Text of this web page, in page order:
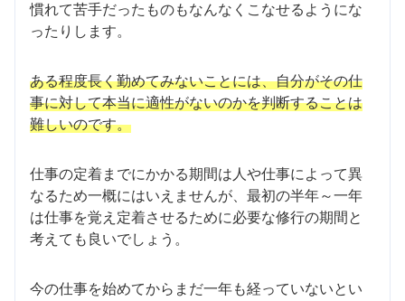
慣れて苦手だったものもなんなくこなせるようにな
ったりします。
ある程度長く勤めてみないことには、自分がその仕
事に対して本当に適性がないのかを判断することは
難しいのです。
仕事の定着までにかかる期間は人や仕事によって異
なるため一概にはいえませんが、最初の半年～一年
は仕事を覚え定着させるために必要な修行の期間と
考えても良いでしょう。
今の仕事を始めてからまだ一年も経っていないとい